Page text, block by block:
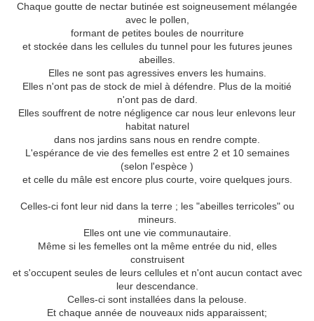
Chaque goutte de nectar butinée est soigneusement mélangée
avec le pollen,
formant de petites boules de nourriture
et stockée dans les cellules du tunnel pour les futures jeunes
abeilles.
Elles ne sont pas agressives envers les humains.
Elles n'ont pas de stock de miel à défendre. Plus de la moitié
n'ont pas de dard.
Elles souffrent de notre négligence car nous leur enlevons leur
habitat naturel
dans nos jardins sans nous en rendre compte.
L'espérance de vie des femelles est entre 2 et 10 semaines
(selon l'espèce )
et celle du mâle est encore plus courte, voire quelques jours.
Celles-ci font leur nid dans la terre ; les "abeilles terricoles" ou
mineurs.
Elles ont une vie communautaire.
Même si les femelles ont la même entrée du nid, elles
construisent
et s'occupent seules de leurs cellules et n'ont aucun contact avec
leur descendance.
Celles-ci sont installées dans la pelouse.
Et chaque année de nouveaux nids apparaissent;